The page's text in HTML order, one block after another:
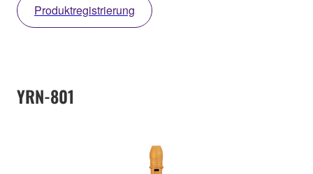
Produktregistrierung
YRN-801